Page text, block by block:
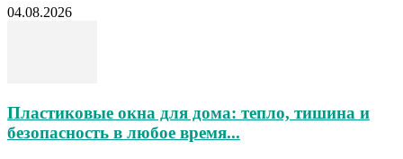
04.08.2026
Пластиковые окна для дома: тепло, тишина и
безопасность в любое время...